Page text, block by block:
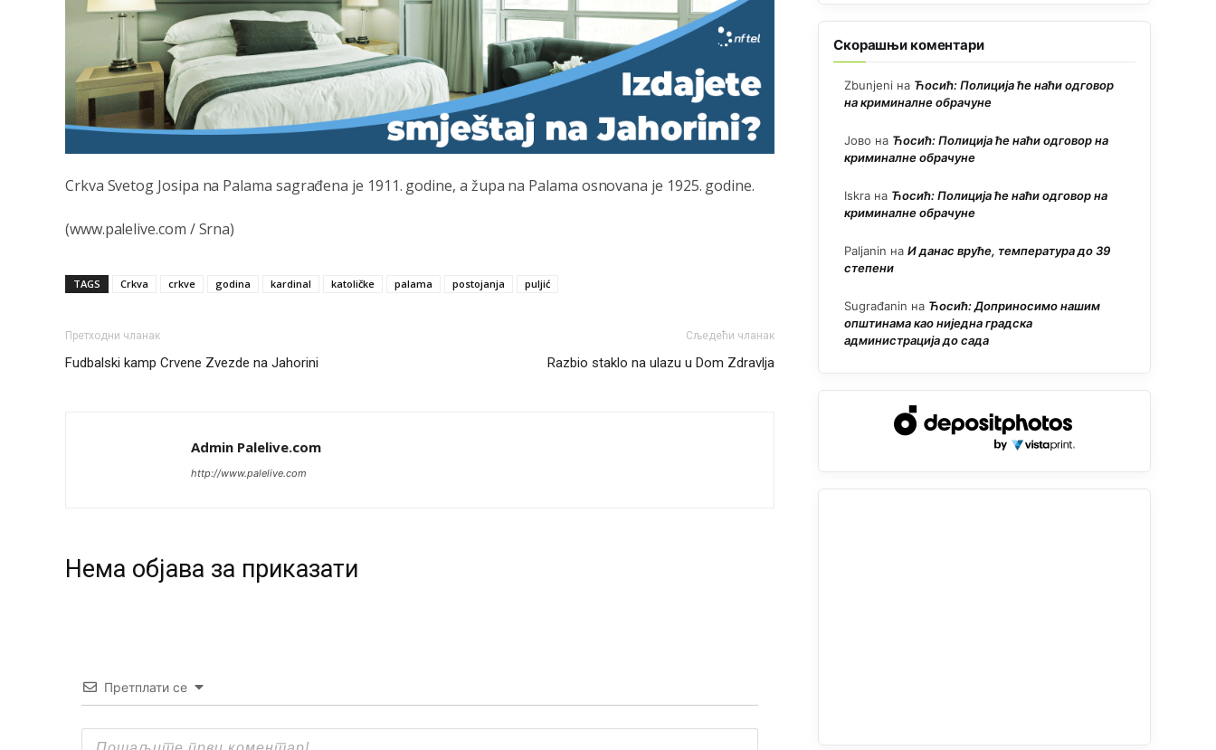
Crkva Svetog Josipa na Palama sagrađena je 1911. godine, a župa na Palama osnovana je 1925. godine.
(www.palelive.com / Srna)
TAGS Crkva crkve godina kardinal katoličke palama postojanja puljić
Претходни чланак
Fudbalski kamp Crvene Zvezde na Jahorini
Сљедећи чланак
Razbio staklo na ulazu u Dom Zdravlja
Admin Palelive.com
http://www.palelive.com
Нeма објава за приказати
Претплати се
Скорашњи коментари
Zbunjeni на Ћосић: Полиција ће наћи одговор
на криминалне обрачуне
Јово на Ћосић: Полиција ће наћи одговор на
криминалне обрачуне
Iskra на Ћосић: Полиција ће наћи одговор на
криминалне обрачуне
Paljanin на И данас вруће, температура до 39
степени
Sugrađanin на Ћосић: Доприносимо нашим
општинама као ниједна градска
администрација до сада